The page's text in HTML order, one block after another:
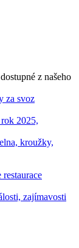
z našeho
za svoz
2025,
kroužky,
zajímavosti